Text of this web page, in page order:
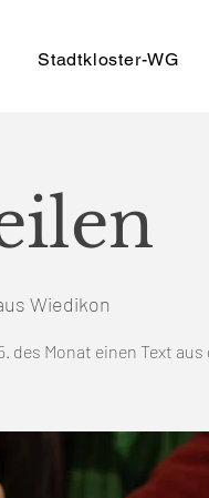
Stadtkloster-WG
Wiedikon
des Monat einen Text aus